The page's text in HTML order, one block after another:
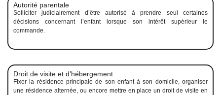
Autorité parentale
Solliciter judiciairement d’être autorisé à prendre seul certaines
décisions concernant l’enfant lorsque son intérêt supérieur le
commande.
Droit de visite et d’hébergement
Fixer la résidence principale de son enfant à son domicile, organiser
une résidence alternée, ou encore mettre en place un droit de visite en